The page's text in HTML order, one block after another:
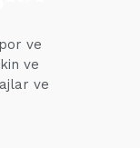
ve
ve
ve